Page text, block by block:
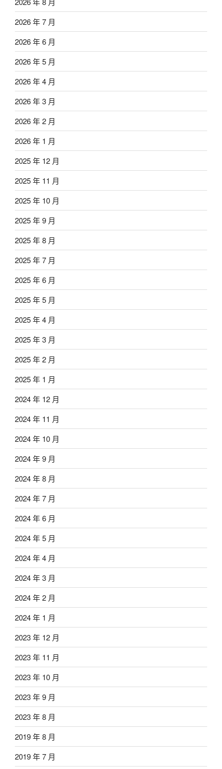
2026 年 7 月
2026 年 6 月
2026 年 5 月
2026 年 4 月
2026 年 3 月
2026 年 2 月
2026 年 1 月
2025 年 12 月
2025 年 11 月
2025 年 10 月
2025 年 9 月
2025 年 8 月
2025 年 7 月
2025 年 6 月
2025 年 5 月
2025 年 4 月
2025 年 3 月
2025 年 2 月
2025 年 1 月
2024 年 12 月
2024 年 11 月
2024 年 10 月
2024 年 9 月
2024 年 8 月
2024 年 7 月
2024 年 6 月
2024 年 5 月
2024 年 4 月
2024 年 3 月
2024 年 2 月
2024 年 1 月
2023 年 12 月
2023 年 11 月
2023 年 10 月
2023 年 9 月
2023 年 8 月
2019 年 8 月
2019 年 7 月